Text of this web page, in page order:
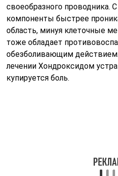
своеобразного проводника.
компоненты быстрее
область, минуя клеточные
тоже обладает
обезболивающим
лечении Хондроксидом
купируется боль.
предназначено для лечения
дегенеративных болезней